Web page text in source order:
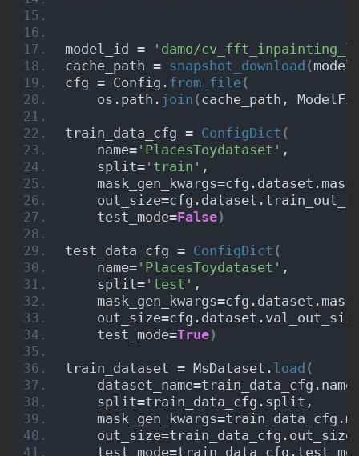
model_id =
'damo/
cache_path = snapshot_download (
cfg = Config. from_file(
    os.path.
join (cache_path,
train_data_cfg = ConfigDict (
    name=
'PlacesToydataset' ,
    split=
'train' ,
    test_mode=
False)
test_data_cfg = ConfigDict (
    name=
'PlacesToydataset' ,
    split=
'test' ,
    test_mode=
True)
train_dataset = MsDataset. load (
    split=train_data_cfg.split,